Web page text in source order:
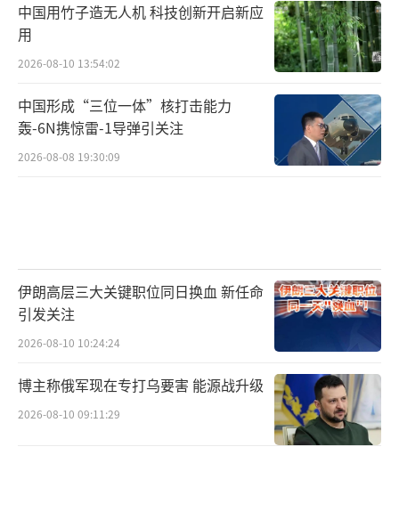
俄称若乌拒绝
将在前线回应
截至目前，俄方暂未对美乌日内瓦会谈结
果作出表态。不过，俄罗斯总统普京21日曾表
示，美国就结束俄乌冲突提出的28点新计划可
这需要对28点新计划的所有细节进行实质性讨
论。但美方尚未就该方案具体内容与俄方讨
论。在他看来，美方尚未争取到乌方同意该方
案，且乌方对该方案持反对态度。
俄罗斯军方20日宣布控制乌军在哈尔科夫
州的重要据点库皮扬斯克市。普京表示，如果
中国用竹子造无人机 科技创新开启新应
用
2026-08-10 13:54:02
中国形成“三位一体”核打击能力
轰-6N携惊雷-1导弹引关注
2026-08-08 19:30:09
伊朗高层三大关键职位同日换血 新任命
引发关注
2026-08-10 10:24:24
博主称俄军现在专打乌要害 能源战升级
2026-08-10 09:11:29